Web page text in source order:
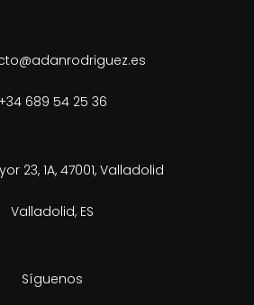
+34 689 54 25 36
23, 1A, 47001, Valladolid
Valladolid, ES
Síguenos